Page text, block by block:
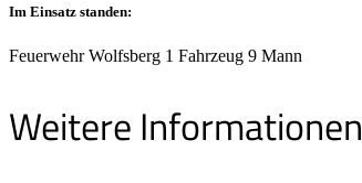
Im Einsatz standen:
Feuerwehr Wolfsberg 1 Fahrzeug 9 Mann
Weitere Informationen